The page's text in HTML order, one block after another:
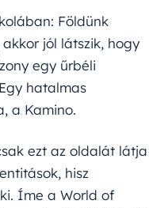
Földünk
jól látszik, hogy
egy űrbéli
hatalmas
a Kamino.
ezt az oldalát látja
hisz
Íme a World of